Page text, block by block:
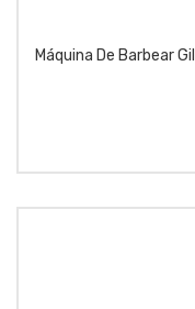
Máquina De Barbear